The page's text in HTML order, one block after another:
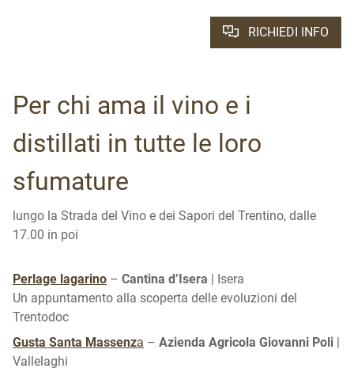
RICHIEDI INFO
Per chi ama il vino e i
distillati in tutte le loro
sfumature
lungo la Strada del Vino e dei Sapori del Trentino, dalle
17.00 in poi
Perlage lagarino – Cantina d’Isera | Isera
Un appuntamento alla scoperta delle evoluzioni del
Trentodoc
Gusta Santa Massenza – Azienda Agricola Giovanni Poli |
Vallelaghi